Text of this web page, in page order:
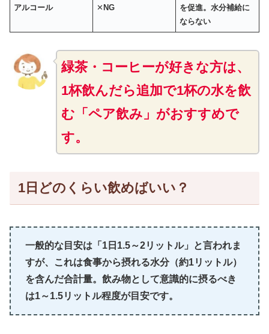
アルコール ✕ NG
を促進。水分補給に
ならない
緑茶・コーヒーが好きな方は、
1杯飲んだら追加で1杯の水を飲
む「ペア飲み」がおすすめで
す。
1日どのくらい飲めばいい？
一般的な目安は「1日1.5～2リットル」と言われま
すが、これは食事から摂れる水分（約1リットル）
を含んだ合計量。飲み物として意識的に摂るべき
は1～1.5リットル程度が目安です。